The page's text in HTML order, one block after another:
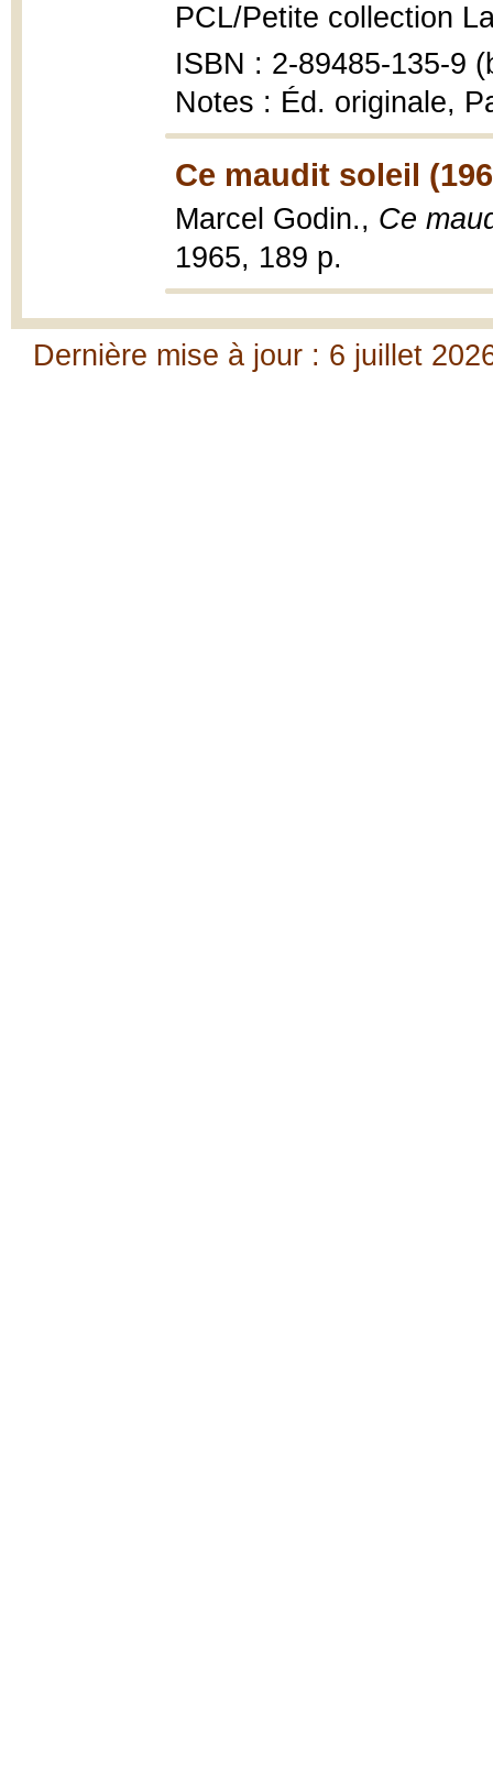
PCL/Petite collection
ISBN : 2-89485-135-9
Notes : Éd. originale,
Ce maudit soleil
Marcel Godin., Ce
1965, 189 p.
Dernière mise à jour : 6 juillet